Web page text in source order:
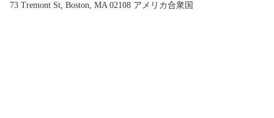
73 Tremont St, Boston, MA 02108 アメリカ合衆国